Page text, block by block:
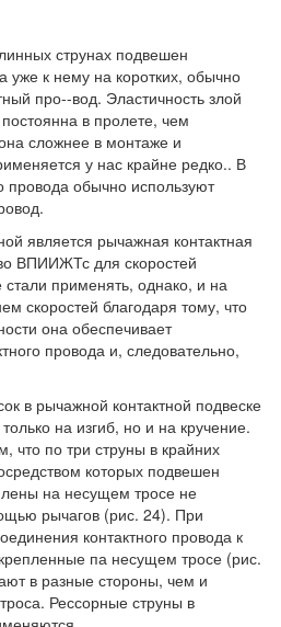
струнах подвешен
уже к нему на коротких, обычно
про--вод. Эластичность злой
в пролете, чем
сложнее в монтаже и
у нас крайне редко.. В
провода обычно используют
является рычажная контактная
ВПИИЖТс для скоростей
применять, однако, и на
скоростей благодаря тому, что
она обеспечивает
провода и, следовательно,
в рычажной контактной подвеске
на изгиб, но и на кручение.
что по три струны в крайних
которых подвешен
на несущем тросе не
рычагов (рис. 24). При
контактного провода к
па несущем тросе (рис.
в разные стороны, чем и
Рессорные струны в